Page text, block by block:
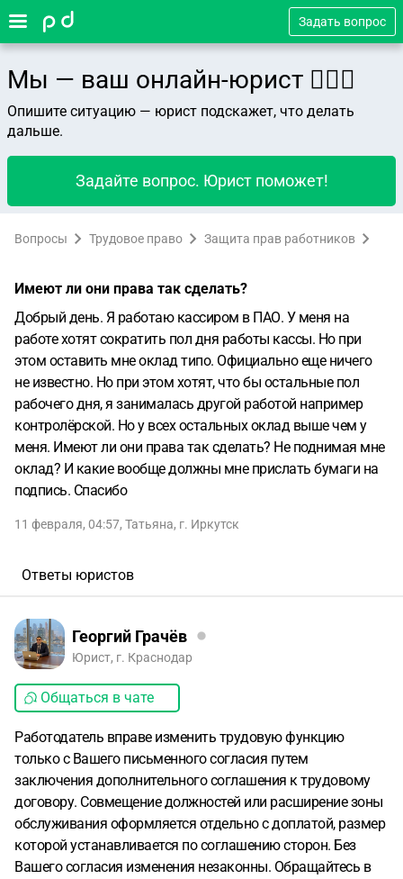
Задать вопрос
Мы — ваш онлайн-юрист 👨🏻‍⚖️
Опишите ситуацию — юрист подскажет, что делать
дальше.
Задайте вопрос. Юрист поможет!
Вопросы Трудовое право Защита прав работников
Имеют ли они права так сделать?
Добрый день. Я работаю кассиром в ПАО. У меня на
работе хотят сократить пол дня работы кассы. Но при
этом оставить мне оклад типо. Официально еще ничего
не известно. Но при этом хотят, что бы остальные пол
рабочего дня, я занималась другой работой например
контролёрской. Но у всех остальных оклад выше чем у
меня. Имеют ли они права так сделать? Не поднимая мне
оклад? И какие вообще должны мне прислать бумаги на
подпись. Спасибо
11 февраля, 04:57, Татьяна, г. Иркутск
Ответы юристов
Георгий Грачёв
Юрист, г. Краснодар
Общаться в чате
Работодатель вправе изменить трудовую функцию
только с Вашего письменного согласия путем
заключения дополнительного соглашения к трудовому
договору. Совмещение должностей или расширение зоны
обслуживания оформляется отдельно с доплатой, размер
которой устанавливается по соглашению сторон. Без
Вашего согласия изменения незаконны. Обращайтесь в